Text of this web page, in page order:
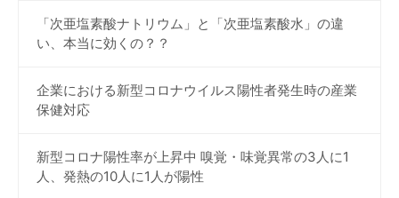
「次亜塩素酸ナトリウム」と「次亜塩素酸水」の違
い、本当に効くの？？
企業における新型コロナウイルス陽性者発生時の産業
保健対応
新型コロナ陽性率が上昇中 嗅覚・味覚異常の3人に1
人、発熱の10人に1人が陽性